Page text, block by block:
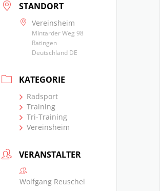
STANDORT
Vereinsheim
Mintarder Weg 98
Ratingen
Deutschland DE
KATEGORIE
Radsport
Training
Tri-Training
Vereinsheim
VERANSTALTER
Wolfgang Reuschel